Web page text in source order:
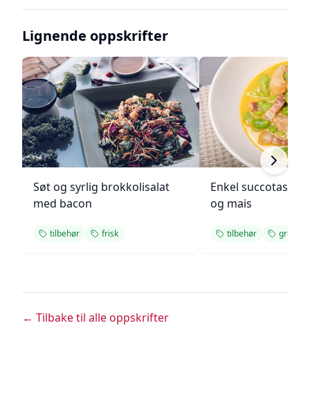
Lignende oppskrifter
Søt og syrlig brokkolisalat
med bacon
tilbehør frisk
Enkel succotash
og mais
tilbehør grønn
← Tilbake til alle oppskrifter